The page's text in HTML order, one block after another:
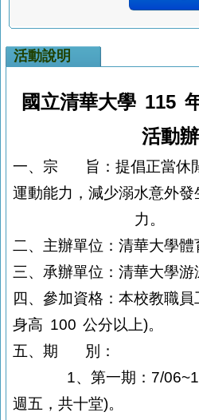
活動說明
國立清華大學 115
活動
一、宗
旨：提倡正當休
運動能力，減少溺水意外發
力。
二、主辦單位：清華大學體
三、承辦單位：清華大學游
四、參加資格：本校教職員
身高 100公分以上)。
五、期
別：
1、第一期： 7/
週五，共十堂)。